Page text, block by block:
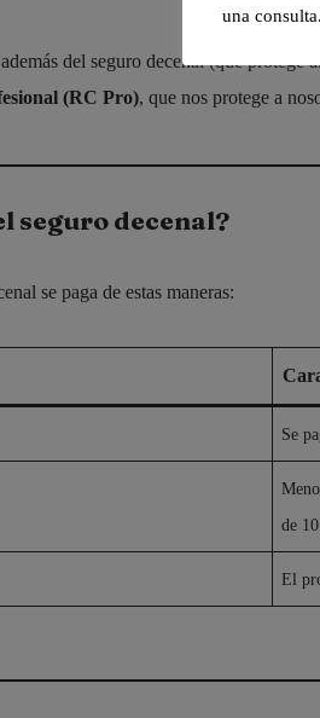
del seguro decenal (que protege
(RC Pro), que nos protege a
seguro decenal?
se paga de estas maneras:
Se
de 10
El
una consulta.